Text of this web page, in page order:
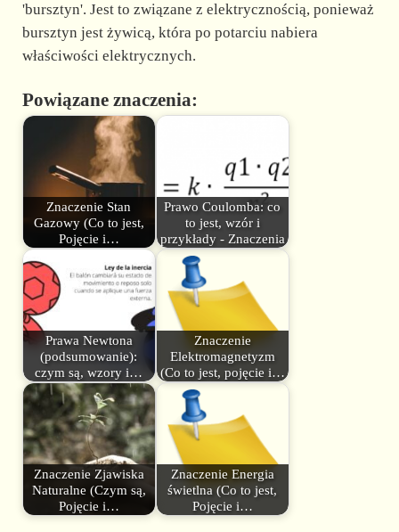
'bursztyn'. Jest to związane z elektrycznością, ponieważ
bursztyn jest żywicą, która po potarciu nabiera
właściwości elektrycznych.
Powiązane znaczenia:
Znaczenie Stan
Gazowy (Co to jest,
Pojęcie i…
Prawo Coulomba: co
to jest, wzór i
przykłady - Znaczenia
Prawa Newtona
(podsumowanie):
czym są, wzory i…
Znaczenie
Elektromagnetyzm
(Co to jest, pojęcie i…
Znaczenie Zjawiska
Naturalne (Czym są,
Pojęcie i…
Znaczenie Energia
świetlna (Co to jest,
Pojęcie i…